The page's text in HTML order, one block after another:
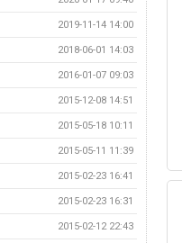
2019-11-14 14:00
2018-06-01 14:03
2016-01-07 09:03
2015-12-08 14:51
2015-05-18 10:11
2015-05-11 11:39
2015-02-23 16:41
2015-02-23 16:31
2015-02-12 22:43